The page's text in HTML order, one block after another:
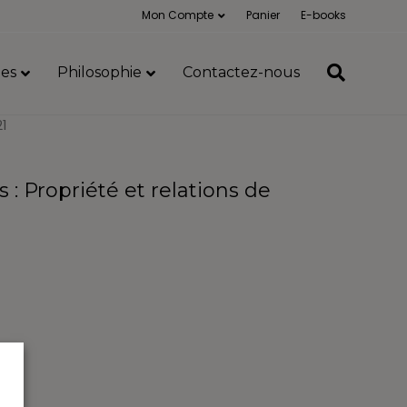
Mon Compte Panier E-books
Philosophie Contactez-nous
: Propriété et relations de